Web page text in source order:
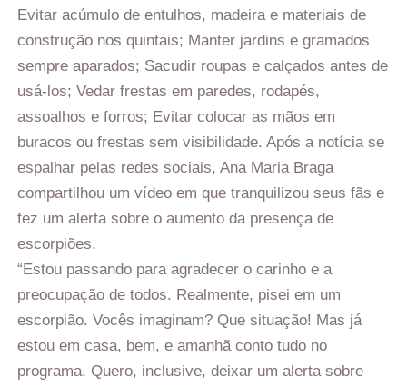
Evitar acúmulo de entulhos, madeira e materiais de
construção nos quintais; Manter jardins e gramados
sempre aparados; Sacudir roupas e calçados antes de
usá-los; Vedar frestas em paredes, rodapés,
assoalhos e forros; Evitar colocar as mãos em
buracos ou frestas sem visibilidade. Após a notícia se
espalhar pelas redes sociais, Ana Maria Braga
compartilhou um vídeo em que tranquilizou seus fãs e
fez um alerta sobre o aumento da presença de
escorpiões.
“Estou passando para agradecer o carinho e a
preocupação de todos. Realmente, pisei em um
escorpião. Vocês imaginam? Que situação! Mas já
estou em casa, bem, e amanhã conto tudo no
programa. Quero, inclusive, deixar um alerta sobre